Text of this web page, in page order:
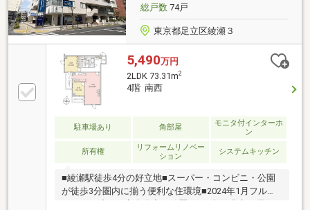
総戸数74戸
東京都足立区綾瀬３
5,490万円
2LDK 73.31m2
4階 南西
駐車場あり 角部屋
モニタ付インターホ
ン
所有権
リフォームリノベー
ション
システムキッチン
■綾瀬駅徒歩4分の好立地■スーパー・コンビニ・公園
が徒歩3分圏内に揃う便利な住環境■2024年1月フルリ